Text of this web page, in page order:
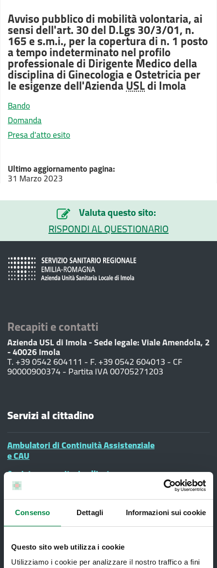
Consenso Dettagli Informazioni sui cookie
Questo sito web utilizza i cookie
Utilizziamo i cookie per analizzare il nostro traffico a fini
Avviso pubblico di mobilità volontaria, ai
sensi dell'art. 30 del D.Lgs 30/3/01, n.
165 e s.m.i., per la copertura di n. 1 posto
a tempo indeterminato nel profilo
professionale di Dirigente Medico della
disciplina di Ginecologia e Ostetricia per
le esigenze dell'AziendaUSLdi Imola
Bando
Domanda
Presa d'atto esito
Ultimo aggiornamento pagina:
31 Marzo 2023
Valuta questo sito:
RISPONDI AL QUESTIONARIO
Recapiti e contatti
Azienda USL di Imola - Sede legale: Viale Amendola, 2
- 40026 Imola
T. +39 0542 604111 - F. +39 0542 604013 - CF
90000900374 - Partita IVA 00705271203
Servizi al cittadino
Ambulatori di Continuità Assistenziale
e CAU
Assistenza sanitaria all'estero -
Assistenza sanitaria transfrontaliera
Consultorio Familiare
Direzione Assistenza Farmaceutica
Lauree Professioni Sanitarie